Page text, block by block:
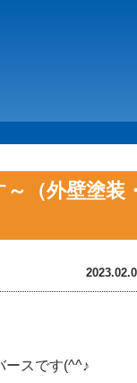
（外壁塗装
ースです(^^♪